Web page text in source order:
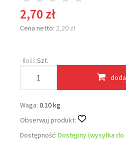
2,70 zł
Cena netto: 2,20 zł
Ilość:Szt.
Waga: 0.10 kg
Obserwuj produkt:
Dostępność: Dostępny (wysyłka do